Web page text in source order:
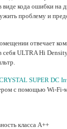
виде кода ошибки на
проблему и
отвечает
себя ULTRA Hi
SUPER DC
с помощью Wi-Fi-
класса А++